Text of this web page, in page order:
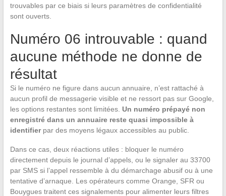
trouvables par ce biais si leurs paramètres de confidentialité
sont ouverts.
Numéro 06 introuvable : quand
aucune méthode ne donne de
résultat
Si le numéro ne figure dans aucun annuaire, n’est rattaché à
aucun profil de messagerie visible et ne ressort pas sur Google,
les options restantes sont limitées. Un numéro prépayé non
enregistré dans un annuaire reste quasi impossible à
identifierpar des moyens légaux accessibles au public.
Dans ce cas, deux réactions utiles : bloquer le numéro
directement depuis le journal d’appels, ou le signaler au 33700
par SMS si l’appel ressemble à du démarchage abusif ou à une
tentative d’arnaque. Les opérateurs comme Orange, SFR ou
Bouygues traitent ces signalements pour alimenter leurs filtres